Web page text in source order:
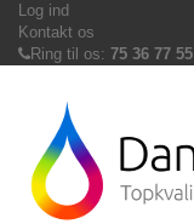
Log ind
Kontakt os
Ring til os: 75 36 77 55